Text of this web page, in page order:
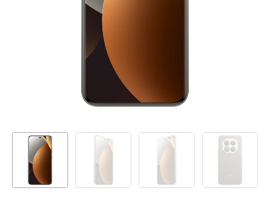
Telefoni, planšetdatori
Telefoni un aksesuāri
Mobilie telefoni un viedtālruņi
Telefona vāciņi un maciņi
Atmiņas kartes
Akumulatori (Power bank)
Auto telefona turētāji